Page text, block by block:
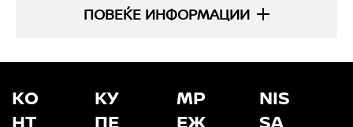
ПОВЕЌЕ ИНФОРМАЦИИ
КО
НТ
КУ
ПЕ
МР
ЕЖ
NIS
SA